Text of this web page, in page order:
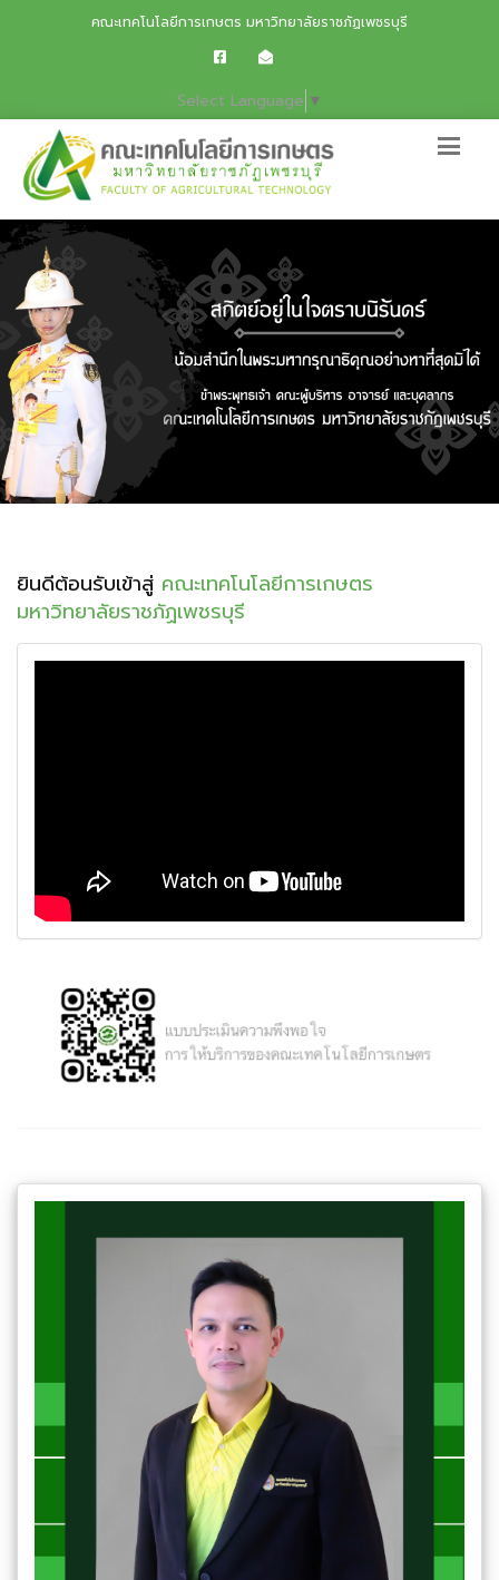
คณะเทคโนโลยีการเกษตร มหาวิทยาลัยราชภัฏเพชรบุรี
Select Language ▼
ยินดีต้อนรับเข้าสู่ คณะเทคโนโลยีการเกษตร
มหาวิทยาลัยราชภัฏเพชรบุรี